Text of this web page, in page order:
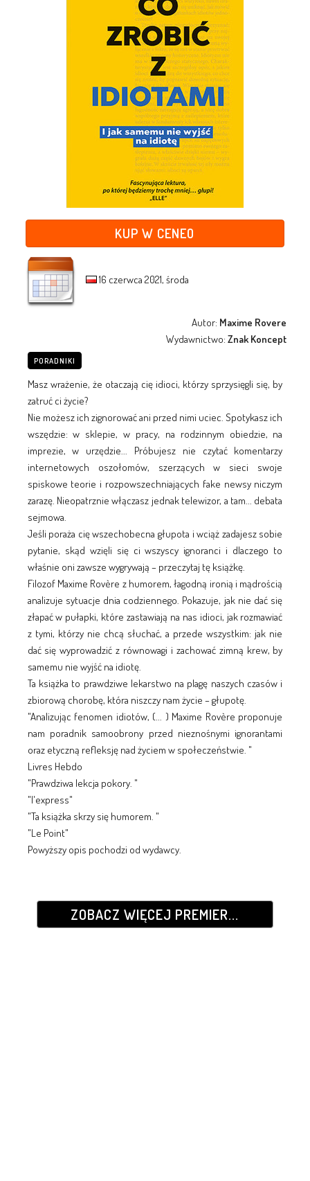
KUP W CENEO
16 czerwca 2021, środa
Autor: Maxime Rovere
Wydawnictwo:Znak Koncept
PORADNIKI
Masz wrażenie, że otaczają cię idioci, którzy sprzysięgli się, by
zatruć ci życie?
Nie możesz ich zignorować ani przed nimi uciec. Spotykasz ich
wszędzie: w sklepie, w pracy, na rodzinnym obiedzie, na
imprezie, w urzędzie... Próbujesz nie czytać komentarzy
internetowych oszołomów, szerzących w sieci swoje
spiskowe teorie i rozpowszechniających fake newsy niczym
zarazę. Nieopatrznie włączasz jednak telewizor, a tam... debata
sejmowa.
Jeśli poraża cię wszechobecna głupota i wciąż zadajesz sobie
pytanie, skąd wzięli się ci wszyscy ignoranci i dlaczego to
właśnie oni zawsze wygrywają – przeczytaj tę książkę.
Filozof Maxime Rovère z humorem, łagodną ironią i mądrością
analizuje sytuacje dnia codziennego. Pokazuje, jak nie dać się
złapać w pułapki, które zastawiają na nas idioci, jak rozmawiać
z tymi, którzy nie chcą słuchać, a przede wszystkim: jak nie
dać się wyprowadzić z równowagi i zachować zimną krew, by
samemu nie wyjść na idiotę.
Ta książka to prawdziwe lekarstwo na plagę naszych czasów i
zbiorową chorobę, która niszczy nam życie – głupotę.
"Analizując fenomen idiotów, (... ) Maxime Rovère proponuje
nam poradnik samoobrony przed nieznośnymi ignorantami
oraz etyczną refleksję nad życiem w społeczeństwie. "
Livres Hebdo
"Prawdziwa lekcja pokory. "
"l'express"
"Ta książka skrzy się humorem. "
"Le Point"
Powyższy opis pochodzi od wydawcy.
ZOBACZ WIĘCEJ PREMIER...